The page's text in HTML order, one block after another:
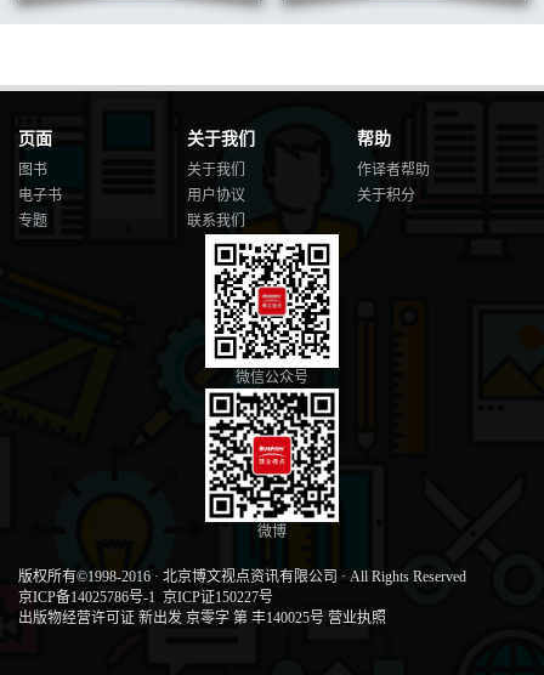
页面
图书
电子书
专题
关于我们
关于我们
用户协议
联系我们
帮助
作译者帮助
关于积分
微信公众号
微博
版权所有©1998-2016 · 北京博文视点资讯有限公司 · All Rights Reserved
京ICP备14025786号-1 京ICP证150227号
出版物经营许可证 新出发 京零字 第 丰140025号 营业执照